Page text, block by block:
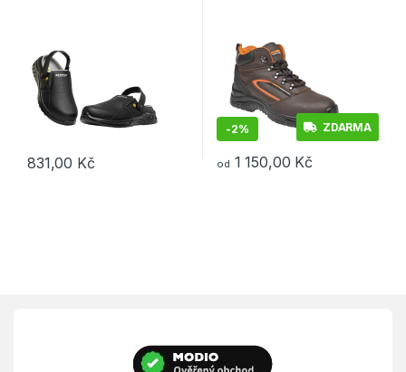
831,00 Kč
Tento produkt má více variant. Možnosti lze vybrat na stránce
-2% ZDARMA
od 1 150,00 Kč